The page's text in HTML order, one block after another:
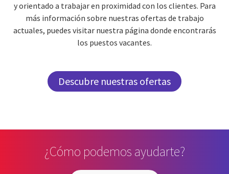
y orientado a trabajar en proximidad con los clientes. Para
más información sobre nuestras ofertas de trabajo
actuales, puedes visitar nuestra página donde encontrarás
los puestos vacantes.
Descubre nuestras ofertas
¿Cómo podemos ayudarte?